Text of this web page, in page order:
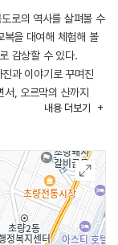
로의 역사를 살펴볼 수
복을 대여해 체험해 볼
감상할 수 있다.
진과 이야기로 꾸며진
, 오르막의 산까지
, 생계를 유지하며
내용 더보기